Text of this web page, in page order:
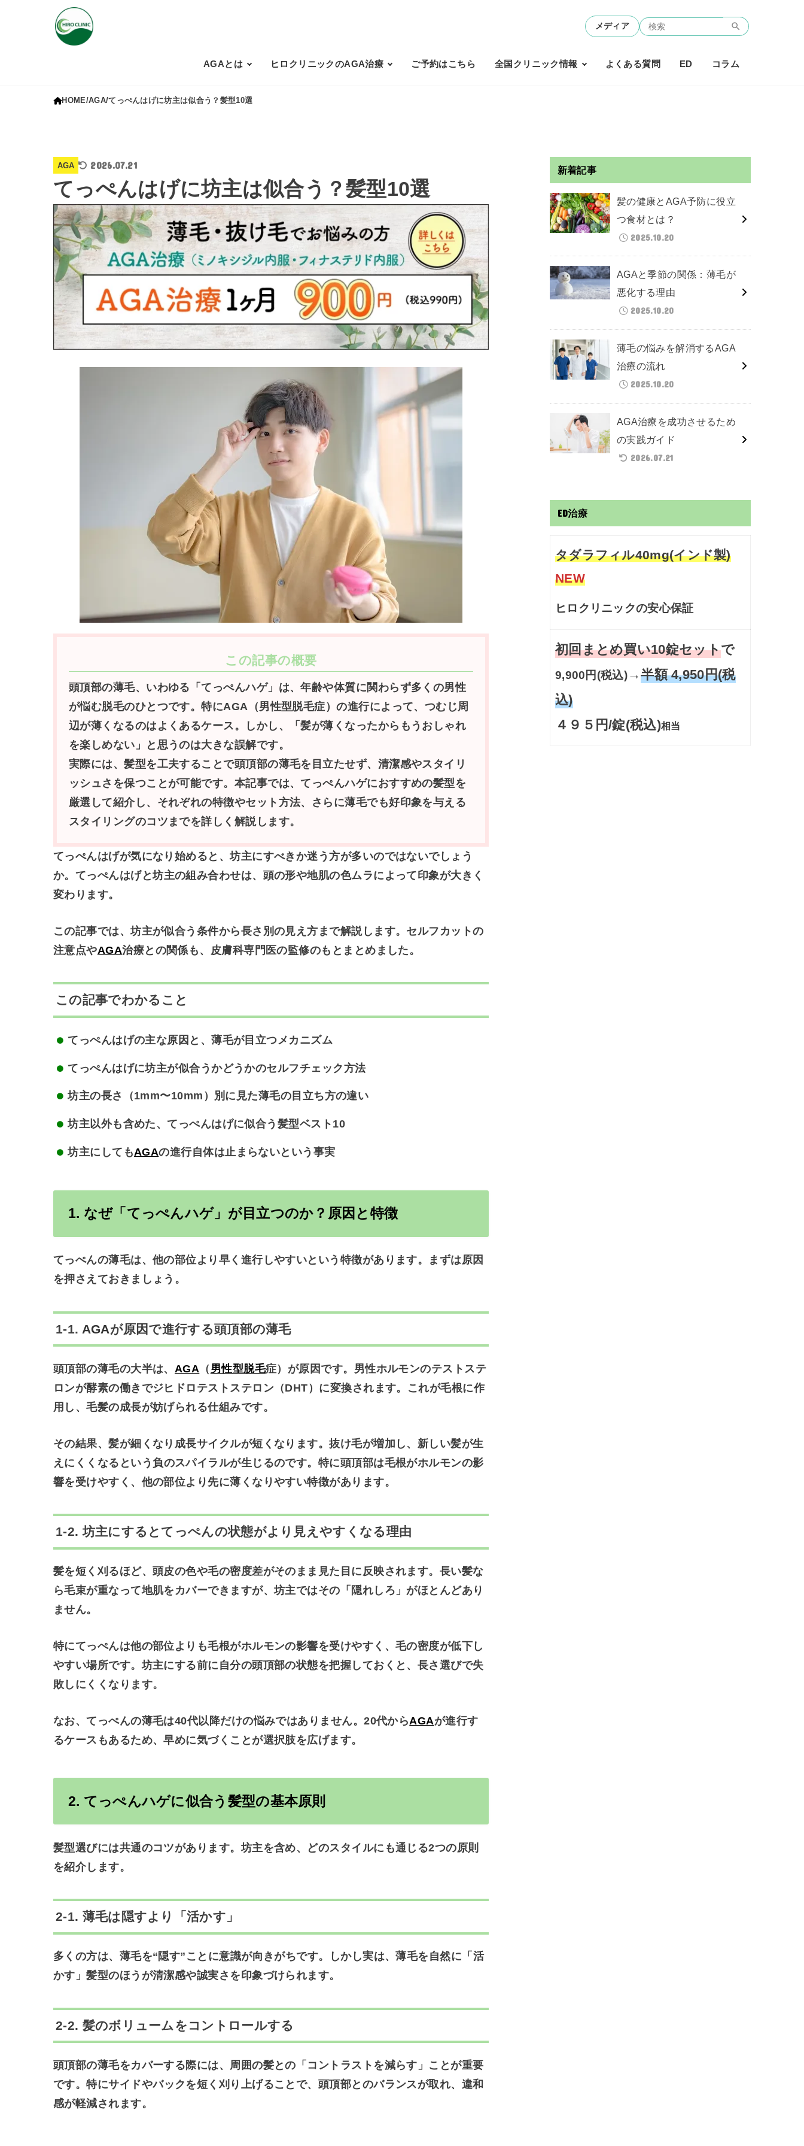
メディア
AGAとは ヒロクリニックのAGA治療 ご予約はこちら 全国クリニック情報 よくある質問 ED コラム
HOME AGA てっぺんはげに坊主は似合う？髪型10選
AGA 2026.07.21
てっぺんはげに坊主は似合う？髪型10選
この記事の概要
頭頂部の薄毛、いわゆる「てっぺんハゲ」は、年齢や体質に関わらず多くの男性
が悩む脱毛のひとつです。特にAGA（男性型脱毛症）の進行によって、つむじ周
辺が薄くなるのはよくあるケース。しかし、「髪が薄くなったからもうおしゃれ
を楽しめない」と思うのは大きな誤解です。
実際には、髪型を工夫することで頭頂部の薄毛を目立たせず、清潔感やスタイリ
ッシュさを保つことが可能です。本記事では、てっぺんハゲにおすすめの髪型を
厳選して紹介し、それぞれの特徴やセット方法、さらに薄毛でも好印象を与える
スタイリングのコツまでを詳しく解説します。
てっぺんはげが気になり始めると、坊主にすべきか迷う方が多いのではないでしょう
か。 てっぺんはげと坊主の組み合わせは、頭の形や地肌の色ムラによって印象が大きく
変わります。
この記事では、坊主が似合う条件から長さ別の見え方まで解説します。セルフカットの
注意点やAGA治療との関係も、皮膚科専門医の監修のもとまとめました。
この記事でわかること
てっぺんはげの主な原因と、薄毛が目立つメカニズム
てっぺんはげに坊主が似合うかどうかのセルフチェック方法
坊主の長さ（1mm〜10mm）別に見た薄毛の目立ち方の違い
坊主以外も含めた、てっぺんはげに似合う髪型ベスト10
坊主にしてもAGAの進行自体は止まらないという事実
1. なぜ「てっぺんハゲ」が目立つのか？原因と特徴
てっぺんの薄毛は、他の部位より早く進行しやすいという特徴があります。まずは原因
を押さえておきましょう。
1-1. AGAが原因で進行する頭頂部の薄毛
頭頂部の薄毛の大半は、 AGA （ 男性型脱毛症） が原因です。男性ホルモンのテストステ
ロンが酵素の働きでジヒドロテストステロン（DHT）に変換されます。これが毛根に作
用し、毛髪の成長が妨げられる仕組みです。
その結果、髪が細くなり成長サイクルが短くなります。抜け毛が増加し、新しい髪が生
えにくくなる という負のスパイラルが生じるのです。特に頭頂部は毛根がホルモンの影
響を受けやすく、他の部位より先に薄くなりやすい特徴があります。
1-2. 坊主にするとてっぺんの状態がより見えやすくなる理由
髪を短く刈るほど、頭皮の色や毛の密度差がそのまま見た目に反映されます。長い髪な
ら毛束が重なって地肌をカバーできますが、坊主ではその「隠れしろ」がほとんどあり
ません。
特にてっぺんは他の部位よりも毛根がホルモンの影響を受けやすく、毛の密度が低下し
やすい場所です。坊主にする前に自分の頭頂部の状態を把握しておくと、長さ選びで失
敗しにくくなります。
なお、てっぺんの薄毛は40代以降だけの悩みではありません。20代からAGAが進行す
るケースもあるため、早めに気づくことが選択肢を広げます。
2. てっぺんハゲに似合う髪型の基本原則
髪型選びには共通のコツがあります。坊主を含め、どのスタイルにも通じる2つの原則
を紹介します。
2-1. 薄毛は隠すより「活かす」
多くの方は、薄毛を“隠す”ことに意識が向きがちです。しかし実は、薄毛を自然に「活
かす」髪型のほうが清潔感や誠実さを印象づけられます。
2-2. 髪のボリュームをコントロールする
頭頂部の薄毛をカバーする際には、周囲の髪との「コントラストを減らす」 ことが重要
です。特にサイドやバックを短く刈り上げることで、頭頂部とのバランスが取れ、違和
感が軽減されます。
新着記事
髪の健康とAGA予防に役立
つ食材とは？
2025.10.20
AGAと季節の関係：薄毛が
悪化する理由
2025.10.20
薄毛の悩みを解消するAGA
治療の流れ
2025.10.20
AGA治療を成功させるため
の実践ガイド
2026.07.21
ED治療
タダラフィル40mg(インド製)
NEW
ヒロクリニックの安心保証
初回まとめ買い10錠セットで
9,900円(税込)→半額 4,950円(税
込)
４９５円/錠(税込)相当